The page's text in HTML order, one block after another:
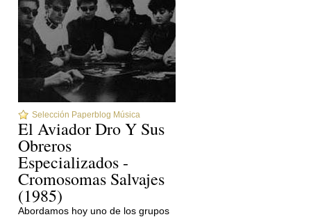
Selección Paperblog Música
El Aviador Dro Y Sus
Obreros
Especializados -
Cromosomas Salvajes
(1985)
Abordamos hoy uno de los grupos